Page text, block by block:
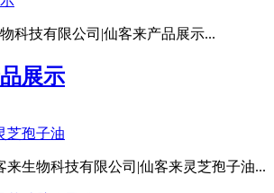
科技有限公司|仙客来产品展示...
展示
芝孢子油
来生物科技有限公司|仙客来灵芝孢子油...